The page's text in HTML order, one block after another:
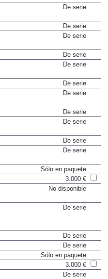
De serie
De serie
De serie
De serie
De serie
De serie
De serie
De serie
De serie
De serie
De serie
Sólo en paquete
3.000 €
No disponible
De serie
De serie
De serie
Sólo en paquete
3.000 €
De serie